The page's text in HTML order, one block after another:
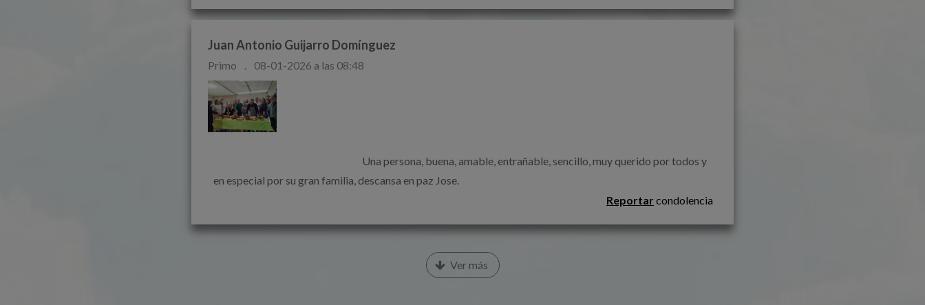
Juan Antonio Guijarro Domínguez
Primo . 08-01-2026 a las 08:48
en especial por su gran familia, descansa en paz Jose.
Reportar condolencia
Ver más